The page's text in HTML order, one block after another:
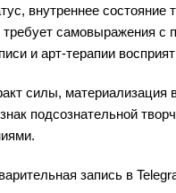
внутреннее состояние
требует самовыражения с
и арт-терапии
силы,
подсознательной
запись в